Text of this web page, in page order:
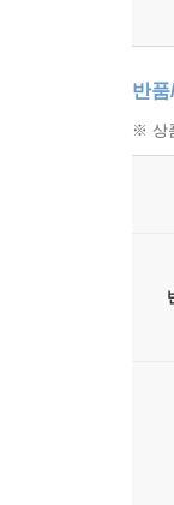
반품
※ 상